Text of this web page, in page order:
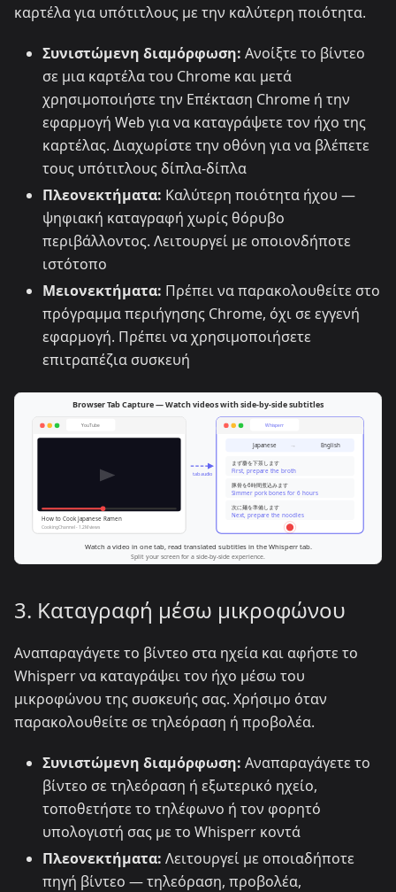
καρτέλα για υπότιτλους με την καλύτερη ποιότητα.
Συνιστώμενη διαμόρφωση: Ανοίξτε το βίντεο
σε μια καρτέλα του Chrome και μετά
χρησιμοποιήστε την Επέκταση Chrome ή την
εφαρμογή Web για να καταγράψετε τον ήχο της
καρτέλας. Διαχωρίστε την οθόνη για να βλέπετε
τους υπότιτλους δίπλα-δίπλα
Πλεονεκτήματα: Καλύτερη ποιότητα ήχου —
ψηφιακή καταγραφή χωρίς θόρυβο
περιβάλλοντος. Λειτουργεί με οποιονδήποτε
ιστότοπο
Μειονεκτήματα: Πρέπει να παρακολουθείτε στο
πρόγραμμα περιήγησης Chrome, όχι σε εγγενή
εφαρμογή. Πρέπει να χρησιμοποιήσετε
επιτραπέζια συσκευή
3. Καταγραφή μέσω μικροφώνου
Αναπαραγάγετε το βίντεο στα ηχεία και αφήστε το
Whisperr να καταγράψει τον ήχο μέσω του
μικροφώνου της συσκευής σας. Χρήσιμο όταν
παρακολουθείτε σε τηλεόραση ή προβολέα.
Συνιστώμενη διαμόρφωση: Αναπαραγάγετε το
βίντεο σε τηλεόραση ή εξωτερικό ηχείο,
τοποθετήστε το τηλέφωνο ή τον φορητό
υπολογιστή σας με το Whisperr κοντά
Πλεονεκτήματα: Λειτουργεί με οποιαδήποτε
πηγή βίντεο — τηλεόραση, προβολέα,